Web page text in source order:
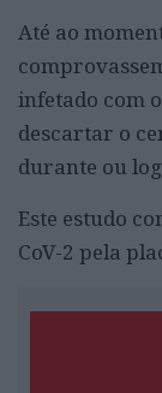
Até ao
infetado com
descartar o
durante ou
Este estudo
CoV-2 pela